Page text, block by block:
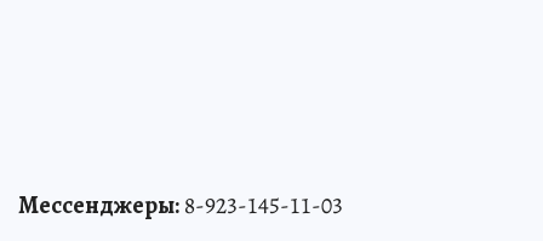
Мессенджеры:8-923-145-11-03